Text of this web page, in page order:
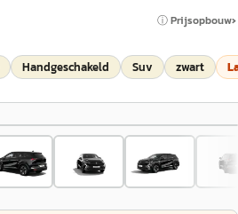
ⓘ Prijsopbouw
Handgeschakeld Suv zwart
1/11